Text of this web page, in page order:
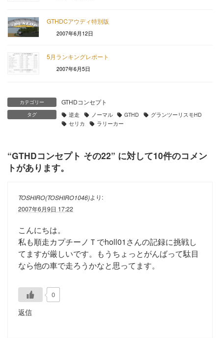
GTHDCアウディ特別版
2007年6月12日
5月ランキングレポート
2007年6月5日
カテゴリー GTHDコンセプト
タグ 逆走 ノーマル GTHD
グランツーリスモHD
セリカ
ラリーカー
“GTHDコンセプト その22” に対して10件のコメン
トがあります。
TOSHIRO(TOSHIRO1046)より:
2007年6月9日 17:22
こんにちは。
私も順走カプチーノＴでholl01さんの記録に挑戦し
てますが厳しいです。もうちょっとがんばって駄目
なら他の車で走ろうかなと思ってます。
0
返信